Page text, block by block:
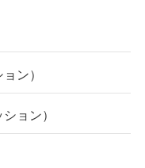
ン）
ョン）